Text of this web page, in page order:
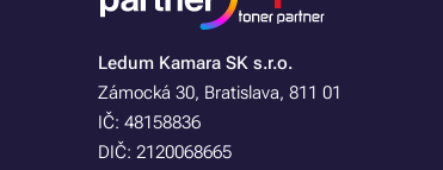
Ledum Kamara SK s.r.o.
Zámocká 30, Bratislava, 811 01
IČ: 48158836
DIČ: 2120068665